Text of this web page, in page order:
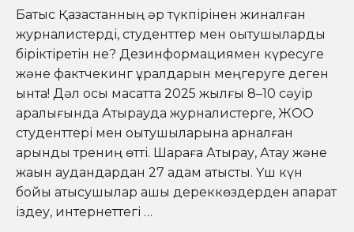
Батыс Қазақстанның әр түкпірінен жиналған
журналистерді, студенттер мен оқытушыларды
біріктіретін не? Дезинформациямен күресуге
және фактчекинг құралдарын меңгеруге деген
ынта! Дәл осы мақсатта 2025 жылғы 8–10 сәуір
аралығында Атырауда журналистерге, ЖОО
студенттері мен оқытушыларына арналған
қарқынды трениң өтті. Шараға Атырау, Ақтау және
жақын аудандардан 27 адам қатысты. Үш күн
бойы қатысушылар ашық дереккөздерден ақпарат
іздеу, интернеттегі …